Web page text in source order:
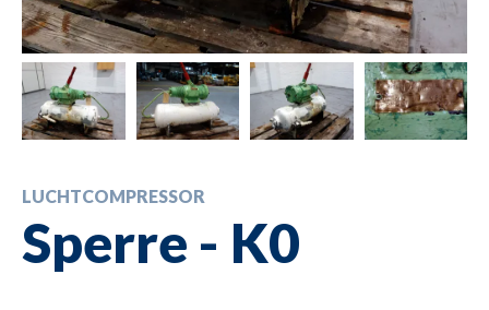
LUCHTCOMPRESSOR
Sperre - K0